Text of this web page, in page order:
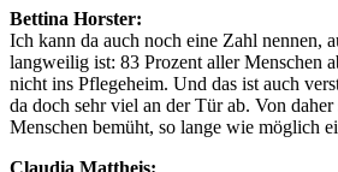
Bettina Horster:
Ich kann da auch noch eine Zahl nennen,
langweilig ist: 83 Prozent aller Menschen
nicht ins Pflegeheim. Und das ist auch
da doch sehr viel an der Tür ab. Von
Menschen bemüht, so lange wie möglich
Claudia Mattheis: